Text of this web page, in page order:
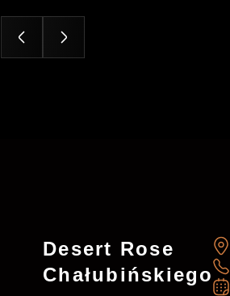
Desert Rose
Chałubińskiego